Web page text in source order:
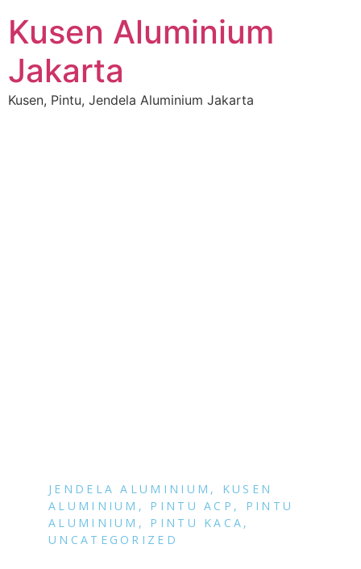
content
Kusen Aluminium
Jakarta
Kusen, Pintu, Jendela Aluminium Jakarta
JENDELA ALUMINIUM , KUSEN
ALUMINIUM , PINTU ACP , PINTU
ALUMINIUM , PINTU KACA ,
UNCATEGORIZED